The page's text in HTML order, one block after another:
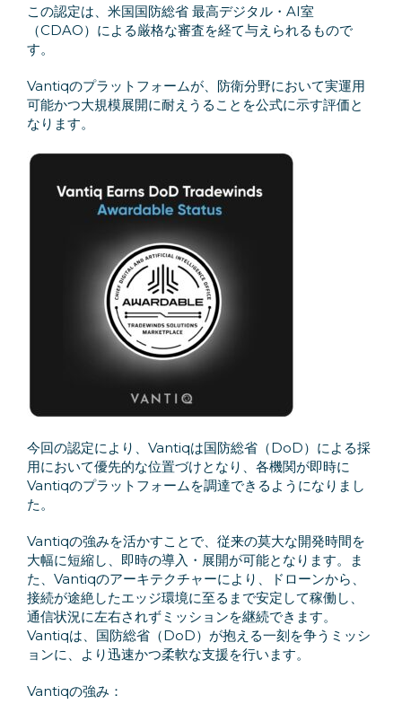
この認定は、米国国防総省 最高デジタル・AI室
（CDAO）による厳格な審査を経て与えられるもので
す。
Vantiqのプラットフォームが、防衛分野において実運用
可能かつ大規模展開に耐えうることを公式に示す評価と
なります。
今回の認定により、Vantiqは国防総省（DoD）による採
用において優先的な位置づけとなり、各機関が即時に
Vantiqのプラットフォームを調達できるようになりまし
た。
Vantiqの強みを活かすことで、従来の莫大な開発時間を
大幅に短縮し、即時の導入・展開が可能となります。ま
た、Vantiqのアーキテクチャーにより、ドローンから、
接続が途絶したエッジ環境に至るまで安定して稼働し、
通信状況に左右されずミッションを継続できます。
Vantiqは、国防総省（DoD）が抱える一刻を争うミッシ
ョンに、より迅速かつ柔軟な支援を行います。
Vantiqの強み：